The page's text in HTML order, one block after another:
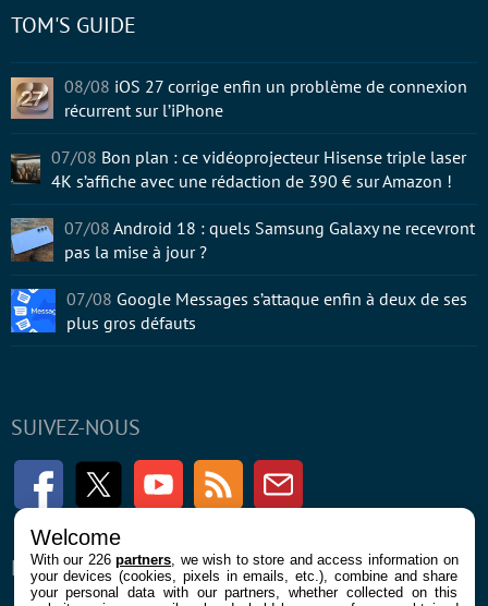
SUIVEZ-NOUS
FacebookTwitter Youtube RSS Newsletter
ENTREPRISE À PROPOS
TOM'S GUIDE
08/08 iOS 27 corrige enfin un problème de connexion
récurrent sur l’iPhone
07/08 Bon plan : ce vidéoprojecteur Hisense triple laser
4K s’affiche avec une rédaction de 390 € sur Amazon !
07/08 Android 18 : quels Samsung Galaxy ne recevront
pas la mise à jour ?
07/08 Google Messages s’attaque enfin à deux de ses
plus gros défauts
Welcome
With our 226partners , we wish to store and access information on
your devices (cookies, pixels in emails, etc.), combine and share
your personal data with our partners, whether collected on this